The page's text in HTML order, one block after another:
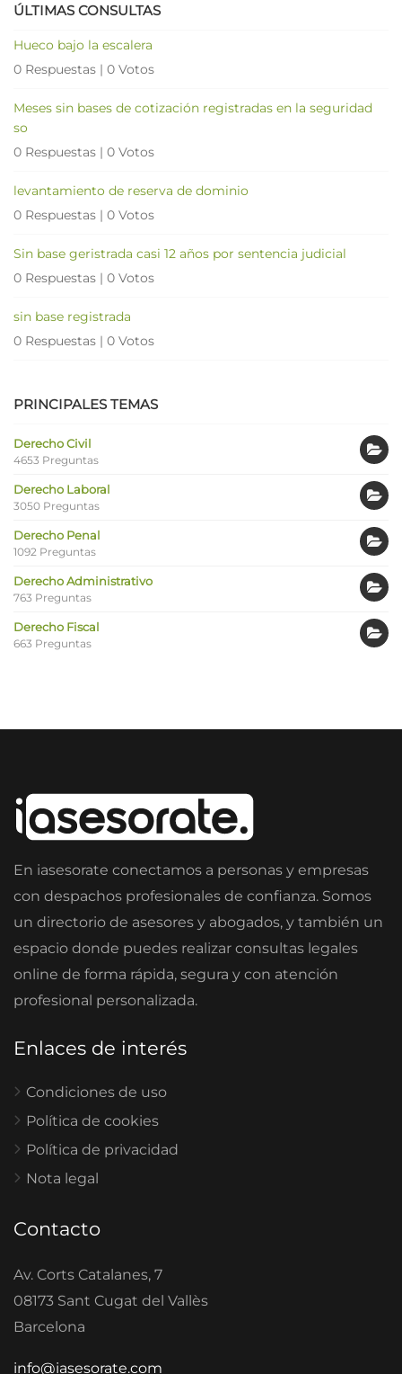
ÚLTIMAS CONSULTAS
Hueco bajo la escalera
0 Respuestas | 0 Votos
Meses sin bases de cotización registradas en la seguridad
so
0 Respuestas | 0 Votos
levantamiento de reserva de dominio
0 Respuestas | 0 Votos
Sin base geristrada casi 12 años por sentencia judicial
0 Respuestas | 0 Votos
sin base registrada
0 Respuestas | 0 Votos
PRINCIPALES TEMAS
Derecho Civil
4653 Preguntas
Derecho Laboral
3050 Preguntas
Derecho Penal
1092 Preguntas
Derecho Administrativo
763 Preguntas
Derecho Fiscal
663 Preguntas
En iasesorate conectamos a personas y empresas
con despachos profesionales de confianza. Somos
un directorio de asesores y abogados, y también un
espacio donde puedes realizar consultas legales
online de forma rápida, segura y con atención
profesional personalizada.
Enlaces de interés
Condiciones de uso
Política de cookies
Política de privacidad
Nota legal
Contacto
Av. Corts Catalanes, 7
08173 Sant Cugat del Vallès
Barcelona
info@iasesorate.com